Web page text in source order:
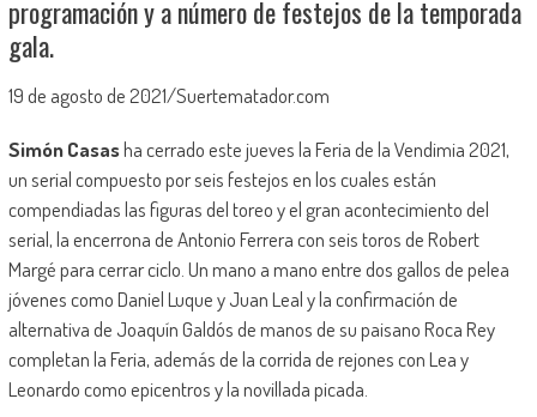
programación y a número de festejos de la temporada
gala.
19 de agosto de 2021/Suertematador.com
Simón Casasha cerrado este jueves la Feria de la Vendimia 2021,
un serial compuesto por seis festejos en los cuales están
compendiadas las figuras del toreo y el gran acontecimiento del
serial, la encerrona de Antonio Ferrera con seis toros de Robert
Margé para cerrar ciclo. Un mano a mano entre dos gallos de pelea
jóvenes como Daniel Luque y Juan Leal y la confirmación de
alternativa de Joaquín Galdós de manos de su paisano Roca Rey
completan la Feria, además de la corrida de rejones con Lea y
Leonardo como epicentros y la novillada picada.